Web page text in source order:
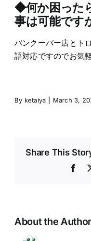
◆何か困った
事は可能です
バンクーバー店とト
語対応ですのでお気
By ketaiya March 3,
Share This
About the